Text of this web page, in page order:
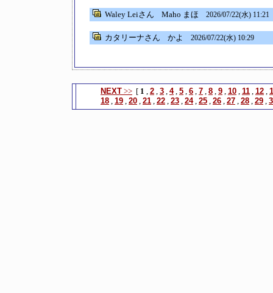
Waley Leiさん Maho まほ 2026/07/22(水) 11:21
カタリーナさん かよ 2026/07/22(水) 10:29
NEXT >> [ 1 , 2 , 3 , 4, 5 , 6 , 7 , 8 , 9 , 10 , 11 , 12 ,
18 , 19 , 20 , 21 , 22 , 23 , 24, 25 , 26 , 27 , 28 , 29 ,